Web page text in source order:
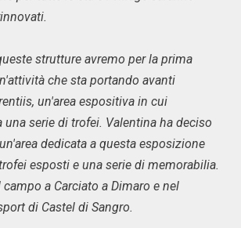
strutture avremo per la prima
che sta portando avanti
un'area espositiva in cui
serie di trofei. Valentina ha deciso
dedicata a questa esposizione
esposti e una serie di memorabilia.
a Carciato a Dimaro e nel
di Castel di Sangro.